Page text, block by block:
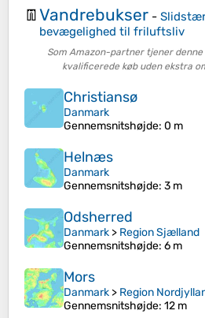
👖Vandrebukser -
bevægelighed til friluftsliv
Som Amazon-partner tjener denne
kvalificerede køb uden ekstra
Christiansø
Danmark
Gennemsnitshøjde: 0 m
Helnæs
Danmark
Gennemsnitshøjde: 3 m
Odsherred
Danmark > Region Sjælland
Gennemsnitshøjde: 6 m
Mors
Danmark > Region
Gennemsnitshøjde: 12 m